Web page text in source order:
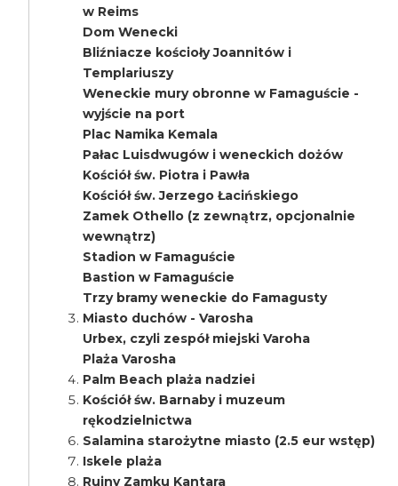
w Reims
Dom Wenecki
Bliźniacze kościoły Joannitów i
Templariuszy
Weneckie mury obronne w Famaguście -
wyjście na port
Plac Namika Kemala
Pałac Luisdwugów i weneckich dożów
Kościół św. Piotra i Pawła
Kościół św. Jerzego Łacińskiego
Zamek Othello (z zewnątrz, opcjonalnie
wewnątrz)
Stadion w Famaguście
Bastion w Famaguście
Trzy bramy weneckie do Famagusty
Miasto duchów - Varosha
Urbex, czyli zespół miejski Varoha
Plaża Varosha
Palm Beach plaża nadziei
Kościół św. Barnaby i muzeum
rękodzielnictwa
Salamina starożytne miasto (2.5 eur wstęp)
Iskele plaża
Ruiny Zamku Kantara